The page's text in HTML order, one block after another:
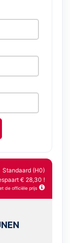
Standaard (H0)
€ 28,30 !
de officiële prijs